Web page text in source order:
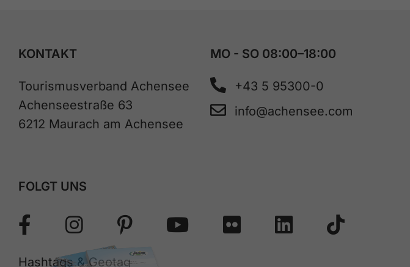
KONTAKT
Tourismusverband Achensee
Achenseestraße 63
6212 Maurach am Achensee
MO - SO 08:00–18:00
+43 5 95300-0
info@achensee.com
FOLGT UNS
Hashtags & Geotag